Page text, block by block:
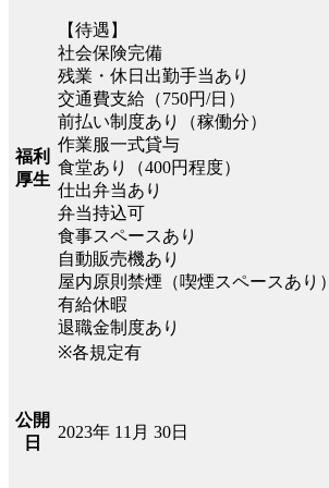
福利
厚生
【待遇】
社会保険完備
残業・休日出勤手当あり
交通費支給（750円/日）
前払い制度あり（稼働分）
作業服一式貸与
食堂あり（400円程度）
仕出弁当あり
弁当持込可
食事スペースあり
自動販売機あり
屋内原則禁煙（喫煙スペースあり）
有給休暇
退職金制度あり
※各規定有
公開
日
2023年 11月 30日